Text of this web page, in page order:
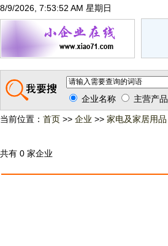
8/9/2026, 7:53:52 AM 星期日
企业名称 主营产品
当前位置： 首页 >> 企业 >> 家电及家居用品
共有 0 家企业